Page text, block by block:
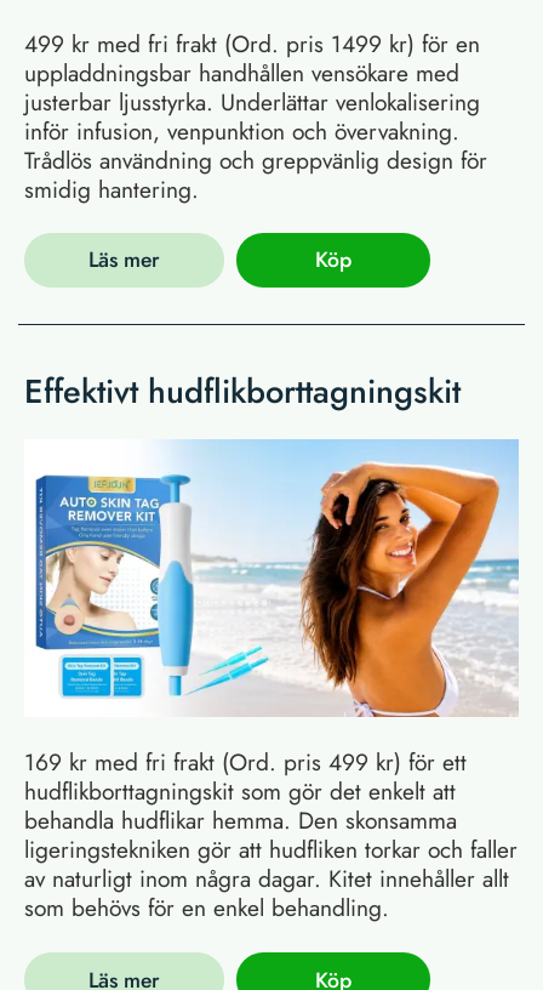
499 kr med fri frakt (Ord. pris 1499 kr) för en
uppladdningsbar handhållen vensökare med
justerbar ljusstyrka. Underlättar venlokalisering
inför infusion, venpunktion och övervakning.
Trådlös användning och greppvänlig design för
smidig hantering.
Läs mer Köp
Effektivt hudflikborttagningskit
169 kr med fri frakt (Ord. pris 499 kr) för ett
hudflikborttagningskit som gör det enkelt att
behandla hudflikar hemma. Den skonsamma
ligeringstekniken gör att hudfliken torkar och faller
av naturligt inom några dagar. Kitet innehåller allt
som behövs för en enkel behandling.
Läs mer Köp